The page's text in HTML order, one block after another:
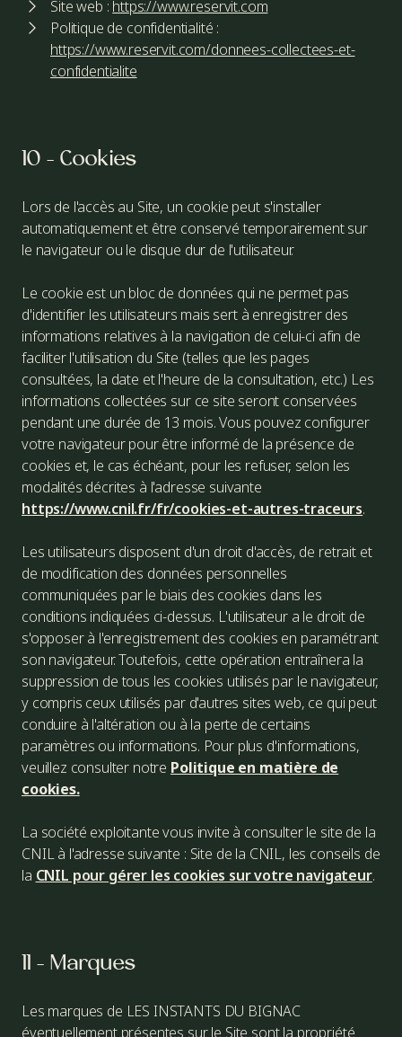
Site web : https://www.reservit.com
Politique de confidentialité :
https://www.reservit.com/donnees-collectees-et-
confidentialite
10 - Cookies
Lors de l'accès au Site, un cookie peut s'installer
automatiquement et être conservé temporairement sur
le navigateur ou le disque dur de l'utilisateur.
Le cookie est un bloc de données qui ne permet pas
d'identifier les utilisateurs mais sert à enregistrer des
informations relatives à la navigation de celui-ci afin de
faciliter l'utilisation du Site (telles que les pages
consultées, la date et l'heure de la consultation, etc.) Les
informations collectées sur ce site seront conservées
pendant une durée de 13 mois. Vous pouvez configurer
votre navigateur pour être informé de la présence de
cookies et, le cas échéant, pour les refuser, selon les
modalités décrites à l'adresse suivante
https://www.cnil.fr/fr/cookies-et-autres-traceurs.
Les utilisateurs disposent d'un droit d'accès, de retrait et
de modification des données personnelles
communiquées par le biais des cookies dans les
conditions indiquées ci-dessus. L'utilisateur a le droit de
s'opposer à l'enregistrement des cookies en paramétrant
son navigateur. Toutefois, cette opération entraînera la
suppression de tous les cookies utilisés par le navigateur,
y compris ceux utilisés par d'autres sites web, ce qui peut
conduire à l'altération ou à la perte de certains
paramètres ou informations. Pour plus d'informations,
veuillez consulter notre Politique en matière de
cookies.
La société exploitante vous invite à consulter le site de la
CNIL à l'adresse suivante : Site de la CNIL, les conseils de
la CNIL pour gérer les cookies sur votre navigateur.
11 - Marques
Les marques de LES INSTANTS DU BIGNAC
éventuellement présentes sur le Site sont la propriété